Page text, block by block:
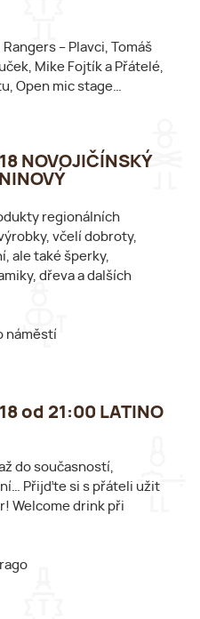
– Plavci, Tomáš
Mike Fojtík a Přátelé,
Open mic stage…
NOVOJIČÍNSKÝ
regionálních
včelí dobroty,
ale také šperky,
dřeva a dalších
náměstí
od 21:00 LATINO
do současností,
Přijďte si s přáteli užit
Welcome drink při